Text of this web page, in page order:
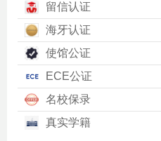
留信认证
海牙认证
使馆公证
ECE公证
名校保录
真实学籍